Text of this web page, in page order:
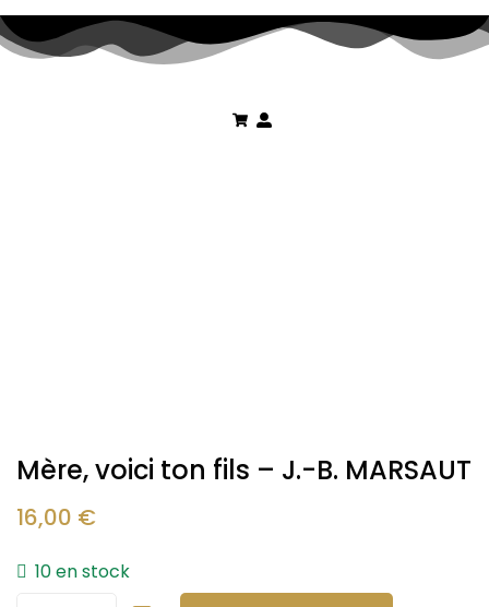
Mère, voici ton fils – J.-B. MARSAUT
16,00 €
10 en stock